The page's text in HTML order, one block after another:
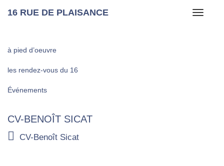
Toggle
16 RUE DE PLAISANCE
à pied d’oeuvre
les rendez-vous du 16
Événements
CV-BENOÎT SICAT
CV-Benoît Sicat